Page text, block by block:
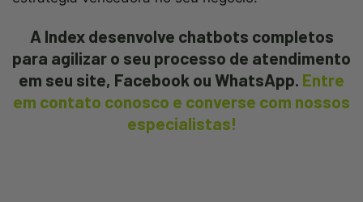
A Index desenvolve chatbots completos
para agilizar o seu processo de atendimento
em seu site, Facebook ou WhatsApp. Entre
em contato conosco e converse com nossos
especialistas!